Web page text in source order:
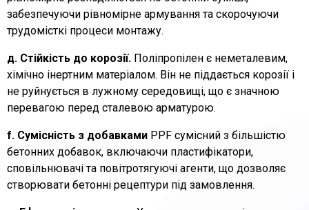
забезпечуючи рівномірне армування та скорочуючи
трудомісткі процеси монтажу.
д. Стійкість до корозії. Поліпропілен є неметалевим,
хімічно інертним матеріалом. Він не піддається корозії і
не руйнується в лужному середовищі, що є значною
перевагою перед сталевою арматурою.
f. Сумісність з добавками PPF сумісний з більшістю
бетонних добавок, включаючи пластифікатори,
сповільнювачі та повітротягуючі агенти, що дозволяє
створювати бетонні рецептури під замовлення.